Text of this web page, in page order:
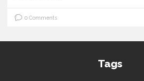
0 Comments
Tags